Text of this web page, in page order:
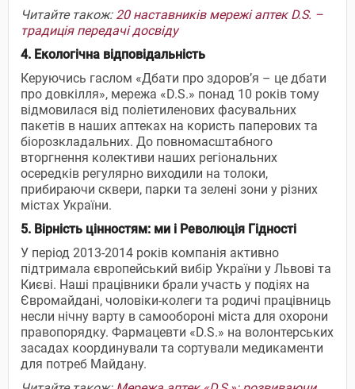
Читайте також: 20 наставників мережі аптек D.S. –
традиція передачі досвіду
4. Екологічна відповідальність
Керуючись гаслом «Дбати про здоров’я – це дбати
про довкілля», мережа «D.S.» понад 10 років тому
відмовилася від поліетиленових фасувальних
пакетів в наших аптеках на користь паперових та
біорозкладальних. До повномасштабного
вторгнення колективи наших регіональних
осередків регулярно виходили на толоки,
прибираючи сквери, парки та зелені зони у різних
містах України.
5. Вірність цінностям: ми і Революція Гідності
У період 2013-2014 років компанія активно
підтримала європейський вибір України у Львові та
Києві. Наші працівники брали участь у подіях на
Євромайдані, чоловіки-колеги та родичі працівниць
несли нічну варту в самообороні міста для охорони
правопорядку. Фармацевти «D.S.» на волонтерських
засадах координували та сортували медикаменти
для потреб Майдану.